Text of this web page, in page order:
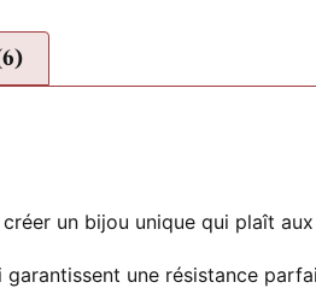
un bijou unique qui plaît
garantissent une résistance